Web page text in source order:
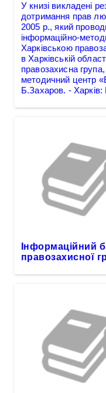
У книзі викладені
дотримання прав
2005 p., який
інформаційно-
Харківською
в Харківській
правозахисна
методичний центр
Б.Захаров. -
Інформаційний
правозахисної